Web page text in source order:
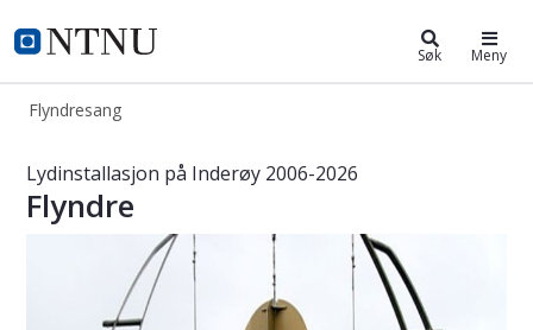
Flyndresang Søk Meny
Flyndresang
Lydinstallasjon på Inderøy 2006-2026
Flyndre